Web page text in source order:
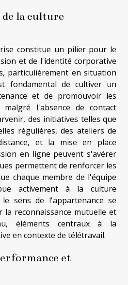
la culture
constitue un pilier pour le
et de l'identité corporative
particulièrement en situation
fondamental de cultiver un
et de promouvoir les
malgré l'absence de contact
des initiatives telles que
régulières, des ateliers de
et la mise en place
en ligne peuvent s'avérer
permettent de renforcer les
chaque membre de l'équipe
activement à la culture
sens de l'appartenance se
la reconnaissance mutuelle et
éléments centraux à la
en contexte de télétravail.
et